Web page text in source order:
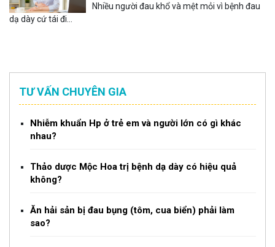
Nhiều người đau khổ và mệt mỏi vì bệnh đau
dạ dày cứ tái đi...
TƯ VẤN CHUYÊN GIA
Nhiễm khuẩn Hp ở trẻ em và người lớn có gì khác
nhau?
Thảo dược Mộc Hoa trị bệnh dạ dày có hiệu quả
không?
Ăn hải sản bị đau bụng (tôm, cua biển) phải làm
sao?